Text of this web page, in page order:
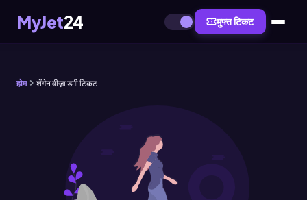
MyJet24 मुफ्त टिकट
होम शेंगेन वीज़ा डमी टिकट